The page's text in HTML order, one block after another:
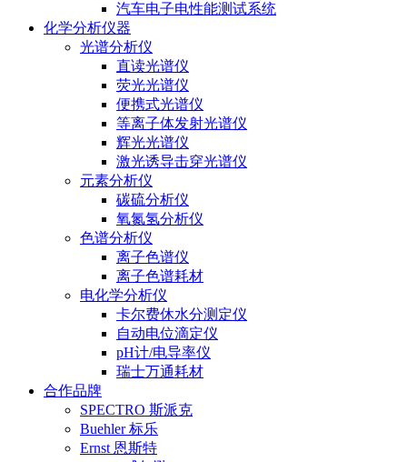
汽车电子电性能测试系统
化学分析仪器
光谱分析仪
直读光谱仪
荧光光谱仪
便携式光谱仪
等离子体发射光谱仪
辉光光谱仪
激光诱导击穿光谱仪
元素分析仪
碳硫分析仪
氧氮氢分析仪
色谱分析仪
离子色谱仪
离子色谱耗材
电化学分析仪
卡尔费休水分测定仪
自动电位滴定仪
pH计/电导率仪
瑞士万通耗材
合作品牌
SPECTRO 斯派克
Buehler 标乐
Ernst 恩斯特